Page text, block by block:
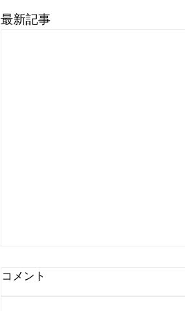
最新記事
IGS Audio社製品の参考展示
コメント